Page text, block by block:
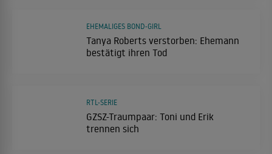
Tanya Roberts verstorben: Ehemann
bestätigt ihren Tod
EHEMALIGES BOND-GIRL
GZSZ-Traumpaar: Toni und Erik
trennen sich
RTL-SERIE